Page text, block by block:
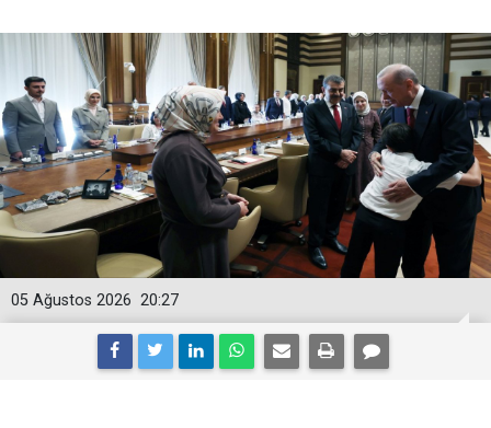
20:27
05 Ağustos 2026